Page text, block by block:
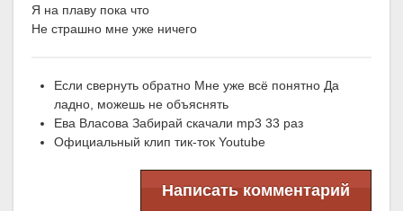
Я на плаву пока что
Не страшно мне уже ничего
Если свернуть обратно Мне уже всё понятно Да
ладно, можешь не объяснять
Ева Власова Забирай скачали mp3 33 раз
Официальный клип тик-ток Youtube
Написать комментарий